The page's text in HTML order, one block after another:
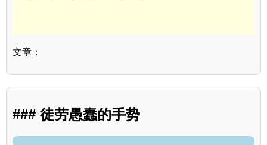
文章：
### 徒劳愚蠢的手势